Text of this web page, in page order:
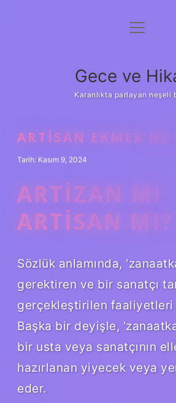
Anasayfa
Yasal Uyarı
menüyü
Gece ve
Karanlıkta parlayan neşeli
ARTISAN EKMEK NE
Tarih: Kasım 9, 2024
ARTIZAN MI
ARTISAN MI?
Sözlük anlamında,
gerektiren ve bir sanatçı
gerçekleştirilen faaliyetleri
Başka bir deyişle,
bir usta veya sanatçının
hazırlanan yiyecek veya
eder.